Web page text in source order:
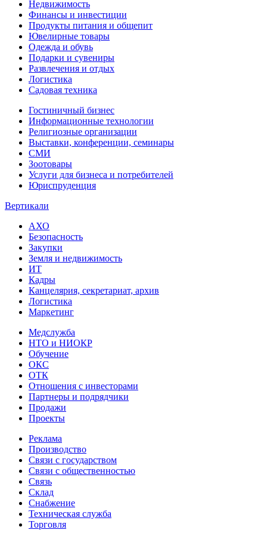
Недвижимость
Финансы и инвестиции
Продукты питания и общепит
Ювелирные товары
Одежда и обувь
Подарки и сувениры
Развлечения и отдых
Логистика
Садовая техника
Гостиничный бизнес
Информационные технологии
Религиозные организации
Выставки, конференции, семинары
СМИ
Зоотовары
Услуги для бизнеса и потребителей
Юриспруденция
Вертикали
АХО
Безопасность
Закупки
Земля и недвижимость
ИТ
Кадры
Канцелярия, секретариат, архив
Логистика
Маркетинг
Медслужба
НТО и НИОКР
Обучение
ОКС
ОТК
Отношения с инвесторами
Партнеры и подрядчики
Продажи
Проекты
Реклама
Производство
Связи с государством
Связи с общественностью
Связь
Склад
Снабжение
Техническая служба
Торговля